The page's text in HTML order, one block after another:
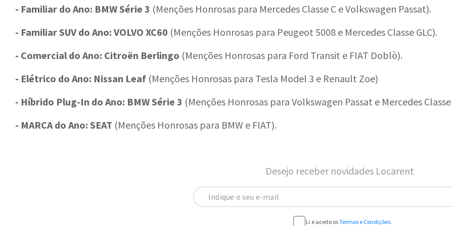
- Familiar do Ano: BMW Série 3 (Menções Honrosas para Mercedes Classe C e Volkswagen Passat).
- Familiar SUV do Ano: VOLVO XC60 (Menções Honrosas para Peugeot 5008 e Mercedes Classe GLC).
- Comercial do Ano: Citroën Berlingo (Menções Honrosas para Ford Transit e FIAT Doblò).
- Elétrico do Ano: Nissan Leaf (Menções Honrosas para Tesla Model 3 e Renault Zoe)
- Híbrido Plug-In do Ano: BMW Série 3 (Menções Honrosas para Volkswagen Passat e Mercedes Classe
- MARCA do Ano: SEAT (Menções Honrosas para BMW e FIAT).
Desejo receber novidades Locarent
Indique o seu e-mail
Li e aceito osTermos e Condições.